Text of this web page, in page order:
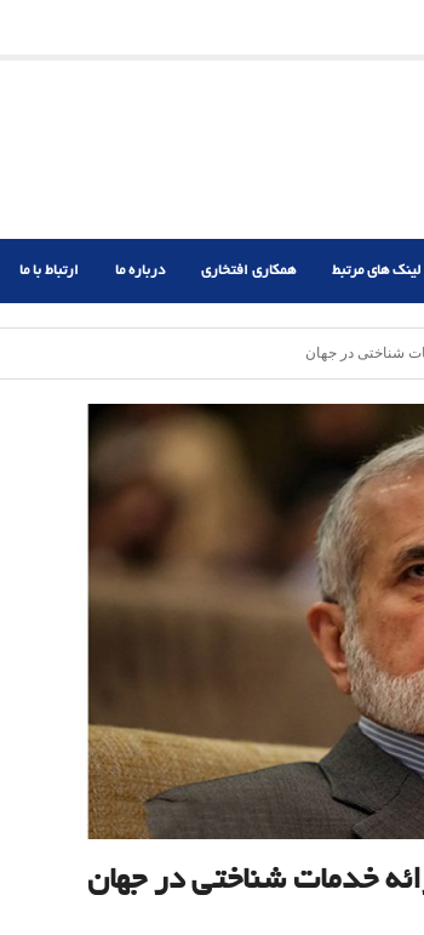
لینک های مرتبط همکاری افتخاری درباره ما ارتباط با ما
شناختی در جهان
خدمات شناختی در جهان